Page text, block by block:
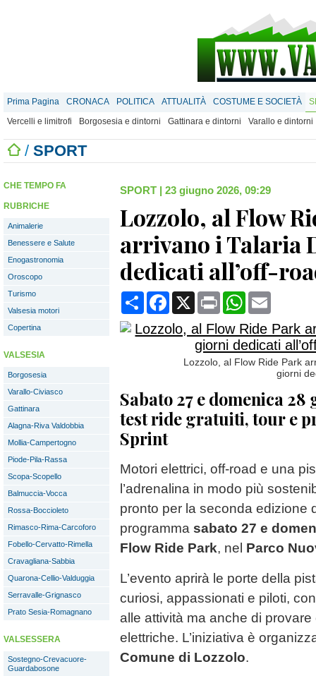
Prima Pagina CRONACA POLITICA ATTUALITÀ COSTUME E SOCIETÀ
Vercelli e limitrofi
Borgosesia e dintorni Gattinara e dintorni Varallo e dintorni
/ SPORT
CHE TEMPO FA
RUBRICHE
Animalerie
Benessere e Salute
Enogastronomia
Oroscopo
Turismo
Valsesia motori
Copertina
VALSESIA
Borgosesia
Varallo-Civiasco
Gattinara
Alagna-Riva Valdobbia
Mollia-Campertogno
Piode-Pila-Rassa
Scopa-Scopello
Balmuccia-Vocca
Rossa-Boccioleto
Rimasco-Rima-Carcoforo
Fobello-Cervatto-Rimella
Cravagliana-Sabbia
Quarona-Cellio-Valduggia
Serravalle-Grignasco
Prato Sesia-Romagnano
VALSESSERA
Sostegno-Crevacuore-
Guardabosone
SPORT | 23 giugno 2026, 09:29
Lozzolo, al Flow
arrivano i Talaria
dedicati all’off-
CondividiFacebook
X Print WhatsApp
Lozzolo, al Flow Ride Park
giorni
Sabato 27 e domenica
test ride gratuiti, tour e
Sprint
Motori elettrici, off-road e una
l’adrenalina in modo più
pronto per la seconda edizione
programma sabato 27 e
Flow Ride Park, nel Parco
L’evento aprirà le porte della
curiosi, appassionati e piloti,
alle attività ma anche di
elettriche. L’iniziativa è
Comune di Lozzolo.